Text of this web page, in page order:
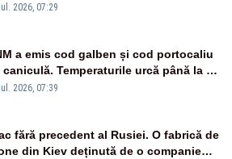
salarizării
2026, 07:29
a emis cod galben și cod portocaliu
caniculă. Temperaturile urcă până la 38
grade, iar nopțile devin tropicale
2026, 07:39
fără precedent al Rusiei. O fabrică de
din Kiev deținută de o companie